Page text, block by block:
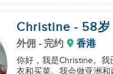
Christine - 58岁
外佣 - 完约 香港
你好，我是Christine。
衣和买菜。我会做亚洲